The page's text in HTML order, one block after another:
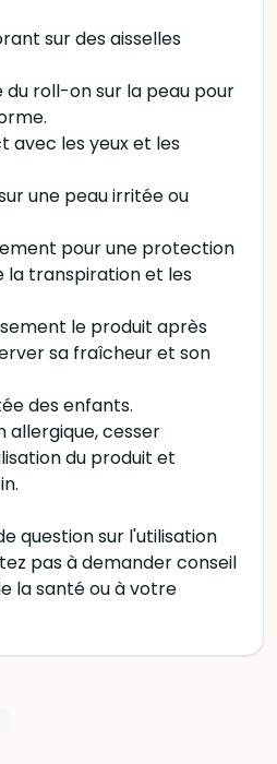
sur des aisselles
du roll-on sur la peau pour
avec les yeux et les
une peau irritée ou
pour une protection
la transpiration et les
le produit après
sa fraîcheur et son
des enfants.
allergique, cesser
du produit et
question sur l'utilisation
pas à demander conseil
la santé ou à votre